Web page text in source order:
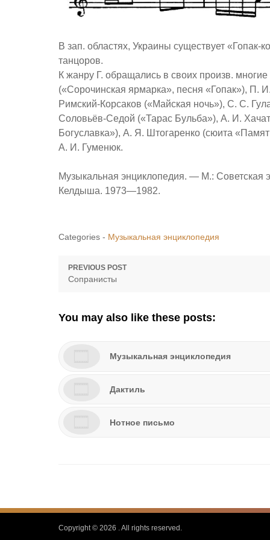
В зап. областях, Украины существует «Гопак-
танцоров.
К жанру Г. обращались в своих произв.
(«Сорочинская ярмарка», песня «Гопак»), П.
Римский-Корсаков («Майская ночь»), С. С.
Соловьёв-Седой («Тарас Бульба»), А. И.
Богуславка»), А. Я. Штогаренко (сюита
А. И. Гуменюк.
Музыкальная энциклопедия. — М.: Советская
Келдыша. 1973—1982.
Categories - Музыкальная энциклопедия
Навигация
записям
PREVIOUS POST
Previous
Сопранисты
You may also like these posts:
Музыкальная энциклопедия
Дактиль
Нотное письмо
Copyright © 2026 . All rights reserved.